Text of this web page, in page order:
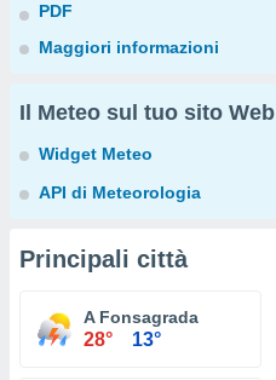
PDF
Maggiori informazioni
Il Meteo sul tuo sito Web
Widget Meteo
API di Meteorologia
Principali città
A Fonsagrada
28° 13°